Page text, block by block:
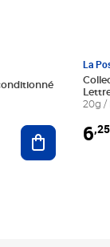
Ajouter au
La
20g /
6